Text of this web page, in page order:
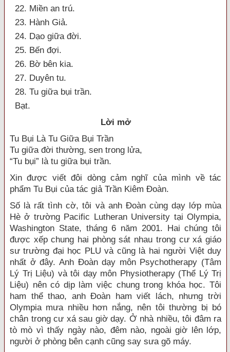
22. Miền an trú.
23. Hành Giả.
24. Dạo giữa đời.
25. Bến đợi.
26. Bờ bên kia.
27. Duyên tu.
28. Tu giữa bụi trần.
Bạt.
Lời mở
Tu Bụi Là Tu Giữa Bụi Trần
Tu giữa đời thường, sen trong lửa,
“Tu bụi” là tu giữa bụi trần.
Xin được viết đôi dòng cảm nghĩ của mình về tác
phẩm Tu Bụi của tác giả Trần Kiêm Đoàn.
Số là rất tình cờ, tôi và anh Đoàn cùng dạy lớp mùa
Hè ở trường Pacific Lutheran University tại Olympia,
Washington State, tháng 6 năm 2001. Hai chúng tôi
được xếp chung hai phòng sát nhau trong cư xá giáo
sư trường đại học PLU và cũng là hai người Việt duy
nhất ở đây. Anh Đoàn dạy môn Psychotherapy (Tâm
Lý Trị Liệu) và tôi dạy môn Physiotherapy (Thể Lý Trị
Liệu) nên có dịp làm việc chung trong khóa học. Tôi
ham thể thao, anh Đoàn ham viết lách, nhưng trời
Olympia mưa nhiều hơn nắng, nên tôi thường bị bó
chân trong cư xá sau giờ dạy. Ở nhà nhiều, tôi đâm ra
tò mò vì thấy ngày nào, đêm nào, ngoài giờ lên lớp,
người ở phòng bên cạnh cũng say sưa gõ máy.